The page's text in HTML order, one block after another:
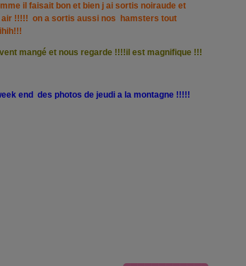
il faisait bon et bien j ai sortis noiraude et
air !!!!! on a sortis aussi nos hamsters tout
mangé et nous regarde !!!!il est magnifique !!!
end des photos de jeudi a la montagne !!!!!